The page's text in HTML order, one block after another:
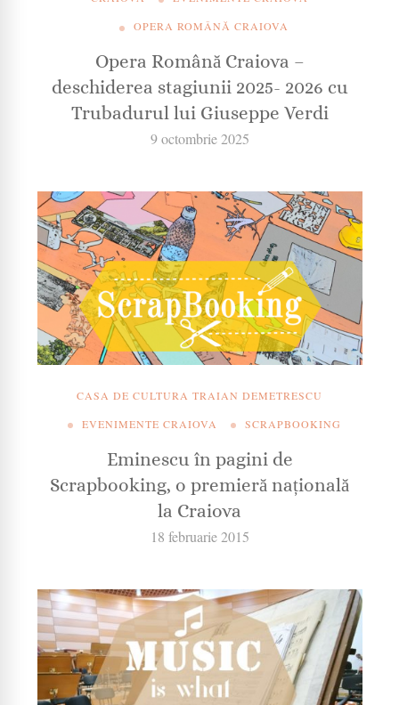
OPERA ROMÂNĂ CRAIOVA
Opera Română Craiova –
deschiderea stagiunii 2025- 2026 cu
Trubadurul lui Giuseppe Verdi
9 octombrie 2025
CASA DE CULTURA TRAIAN DEMETRESCU
EVENIMENTE CRAIOVA
SCRAPBOOKING
Eminescu în pagini de
Scrapbooking, o premieră națională
la Craiova
18 februarie 2015